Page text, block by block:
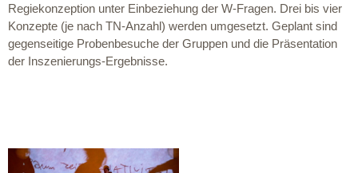
Regiekonzeption unter Einbeziehung der W-Fragen. Drei bis vier
Konzepte (je nach TN-Anzahl) werden umgesetzt. Geplant sind
gegenseitige Probenbesuche der Gruppen und die Präsentation
der Inszenierungs-Ergebnisse.